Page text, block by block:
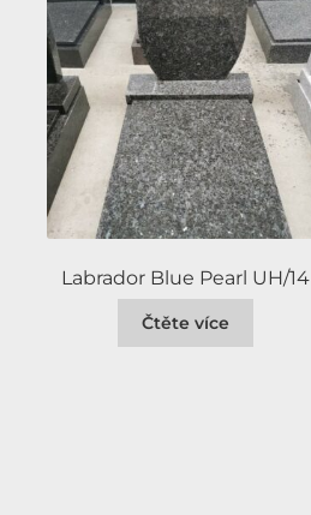
Labrador Blue Pearl UH/14
Čtěte více